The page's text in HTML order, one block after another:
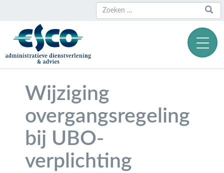
Zoeken
Zoeken
naar:
Wijziging
overgangsregeling
bij UBO-
verplichting